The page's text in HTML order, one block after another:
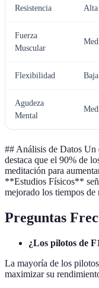
Resistencia Alta
Fuerza
Muscular
Flexibilidad Baja
Agudeza
Mental
## Análisis de Datos
destaca que el 90% de
meditación para
**Estudios Físicos**
mejorado los tiempos de
Preguntas
¿Los pilotos de
La mayoría de los
maximizar su